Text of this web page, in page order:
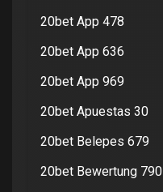
20bet App 478
20bet App 636
20bet App 969
20bet Apuestas 30
20bet Belepes 679
20bet Bewertung 790